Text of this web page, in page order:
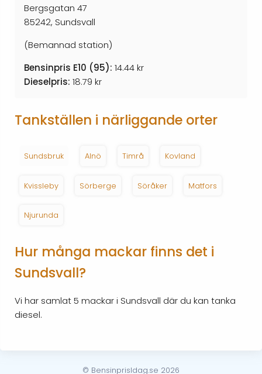
Bergsgatan 47
85242, Sundsvall
(Bemannad station)
Bensinpris E10 (95): 14.44 kr
Dieselpris: 18.79 kr
Tankställen i närliggande orter
Sundsbruk Alnö Timrå Kovland
Kvissleby Sörberge Söråker Matfors
Njurunda
Hur många mackar finns det i
Sundsvall?
Vi har samlat 5 mackar i Sundsvall där du kan tanka
diesel.
© BensinprisIdag.se 2026